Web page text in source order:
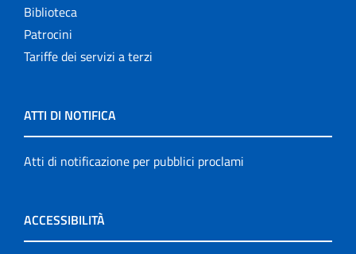
Biblioteca
Patrocini
Tariffe dei servizi a terzi
ATTI DI NOTIFICA
Atti di notificazione per pubblici proclami
ACCESSIBILITÀ